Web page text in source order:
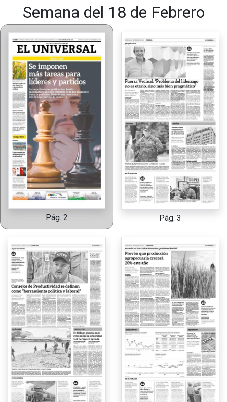
Semana del 18 de Febrero
Pág. 2 Pág. 3